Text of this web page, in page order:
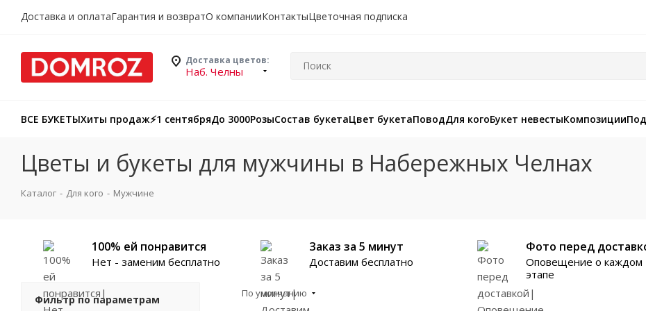
Доставка и оплатаГарантия и возвратО компанииКонтактыЦветочная подписка
Доставка цветов:
Наб. Челны
ВСЕ БУКЕТЫХиты продаж⚡️1 сентябряДо 3000РозыСостав букетаЦвет букетаПоводДля когоБукет невестыКомпозиции
Цветы и букеты для мужчины в Набережных Челнах
Каталог - Для кого - Мужчине
100% ей понравится
Нет - заменим бесплатно
Заказ за 5 минут
Доставим бесплатно
Фото перед
Оповещение о каждом
этапе
По умолчанию
Фильтр по параметрам